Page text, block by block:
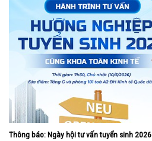
Thông báo: Ngày hội tư vấn tuyển sinh 2026